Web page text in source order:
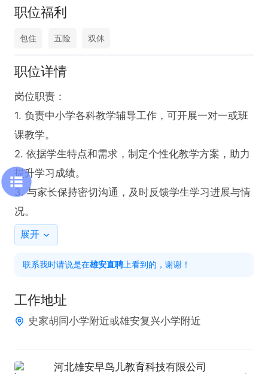
职位福利
包住 五险 双休
职位详情
岗位职责：
1. 负责中小学各科教学辅导工作，可开展一对一或班
课教学。
2. 依据学生特点和需求，制定个性化教学方案，助力
提升学习成绩。
3. 与家长保持密切沟通，及时反馈学生学习进展与情
况。
展开
联系我时请说是在雄安直聘 上看到的，谢谢！
工作地址
史家胡同小学附近或雄安复兴小学附近
河北雄安早鸟儿教育科技有限公司